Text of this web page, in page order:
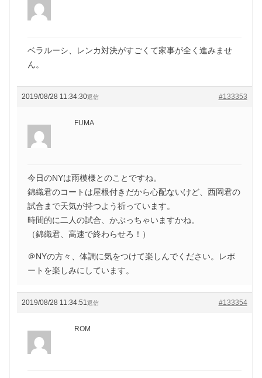
ベラルーシ、レンカ対決がすごくて家事が全く進みませ
ん。
2019/08/28 11:34:30 #133353
返信
FUMA
今日のNYは雨模様とのことですね。
錦織君のコートは屋根付きだから心配ないけど、西岡君の
試合まで天気が持つよう祈っています。
時間的に二人の試合、かぶっちゃいますかね。
（錦織君、高速で終わらせろ！）
＠NYの方々、体調に気をつけて楽しんでください。レポ
ートを楽しみにしています。
2019/08/28 11:34:51 #133354
返信
ROM